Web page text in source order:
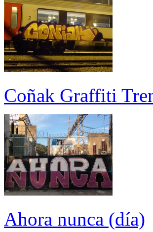
Coñak Graffiti
Ahora nunca (día)